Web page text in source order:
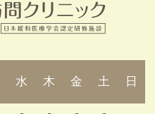
水 木 金 土 日